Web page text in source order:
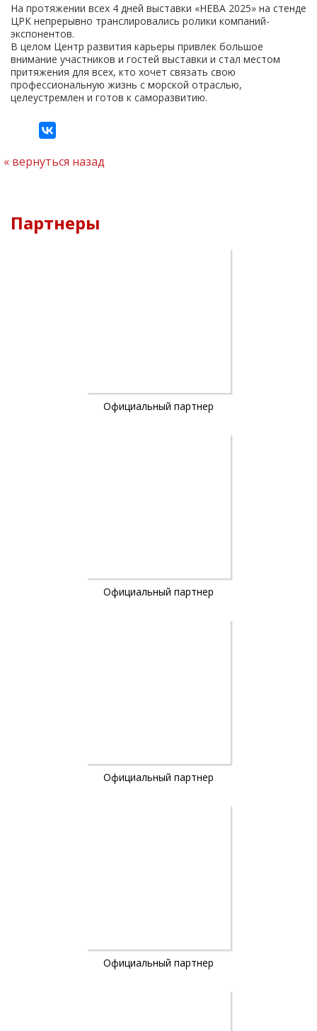
На протяжении всех 4 дней выставки «НЕВА 2025» на стенде
ЦРК непрерывно транслировались ролики компаний-
экспонентов.
В целом Центр развития карьеры привлек большое
внимание участников и гостей выставки и стал местом
притяжения для всех, кто хочет связать свою
профессиональную жизнь с морской отраслью,
целеустремлен и готов к саморазвитию.
вернуться назад
Партнеры
Официальный партнер
Официальный партнер
Официальный партнер
Официальный партнер